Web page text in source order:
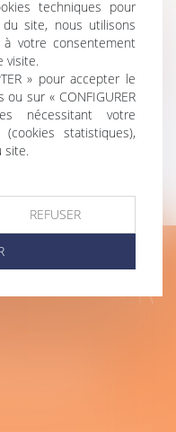
ROUTIER
techniques pour
site, nous utilisons
votre consentement
visite.
» pour accepter le
sur « CONFIGURER
nécessitant votre
statistiques),
site.
REFUSER